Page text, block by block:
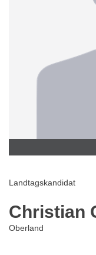
Landtagskandidat
Christian
Oberland